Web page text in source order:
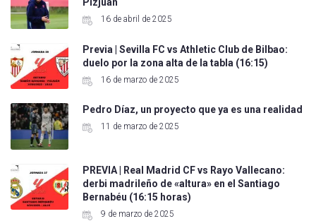
Pizjuán
16 de abril de 2025
Previa | Sevilla FC vs Athletic Club de Bilbao:
duelo por la zona alta de la tabla (16:15)
16 de marzo de 2025
Pedro Díaz, un proyecto que ya es una realidad
11 de marzo de 2025
PREVIA | Real Madrid CF vs Rayo Vallecano:
derbi madrileño de «altura» en el Santiago
Bernabéu (16:15 horas)
9 de marzo de 2025